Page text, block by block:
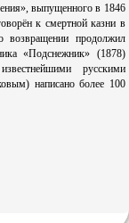
выпущенного в 1846
к смертной казни в
возвращении продолжил
«Подснежник» (1878)
русскими
написано более 100